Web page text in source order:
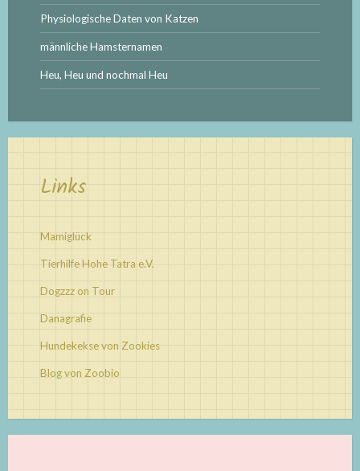
Physiologische Daten von Katzen
männliche Hamsternamen
Heu, Heu und nochmal Heu
Links
Mamiglück
Tierhilfe Hohe Tatra e.V.
Dogzzz on Tour
Danagrafie
Hundekekse von Zookies
Blog von Zoobio